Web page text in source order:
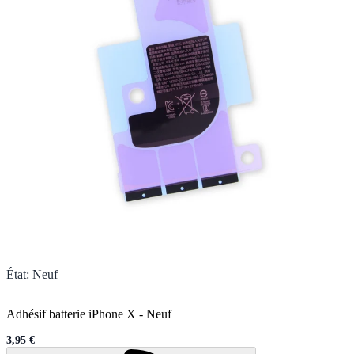
État: Neuf
Adhésif batterie iPhone X - Neuf
Sale price
3,95 €